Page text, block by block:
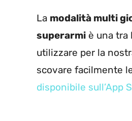
La modalità multi
superarmi è una tra
utilizzare per la
scovare facilmente
disponibile sull’App